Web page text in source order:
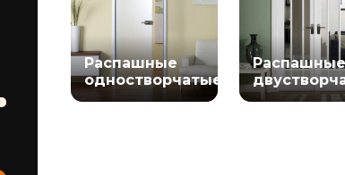
Распашные
одностворчатые
Распашные